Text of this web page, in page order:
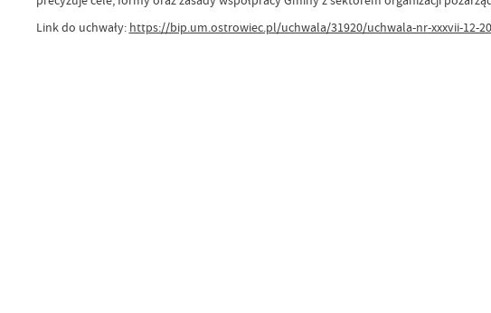
Link do uchwały: https://bip.um.ostrowiec.pl/uchwala/31920/uchwala-nr-xxxvii-12-